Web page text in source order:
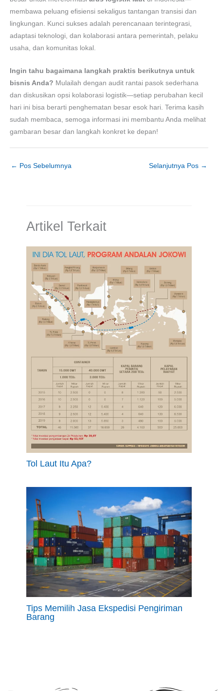
membawa peluang efisiensi sekaligus tantangan transisi dan
lingkungan. Kunci sukses adalah perencanaan terintegrasi,
adaptasi teknologi, dan kolaborasi antara pemerintah, pelaku
usaha, dan komunitas lokal.
Ingin tahu bagaimana langkah praktis berikutnya untuk
bisnis Anda? Mulailah dengan audit rantai pasok sederhana
dan diskusikan opsi kolaborasi logistik—setiap perubahan kecil
hari ini bisa berarti penghematan besar esok hari. Terima kasih
sudah membaca, semoga informasi ini membantu Anda melihat
gambaran besar dan langkah konkret ke depan!
← Pos Sebelumnya Selanjutnya Pos →
Artikel Terkait
Tol Laut Itu Apa?
Tips Memilih Jasa Ekspedisi Pengiriman
Barang